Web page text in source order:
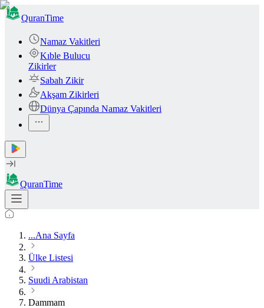
QuranTime
Namaz Vakitleri
Kıble Bulucu
Zikirler
Sabah Zikir
Akşam Zikirleri
Dünya Çapında Namaz Vakitleri
QuranTime
...Ana Sayfa
Ülke Listesi
Suudi Arabistan
Dammam